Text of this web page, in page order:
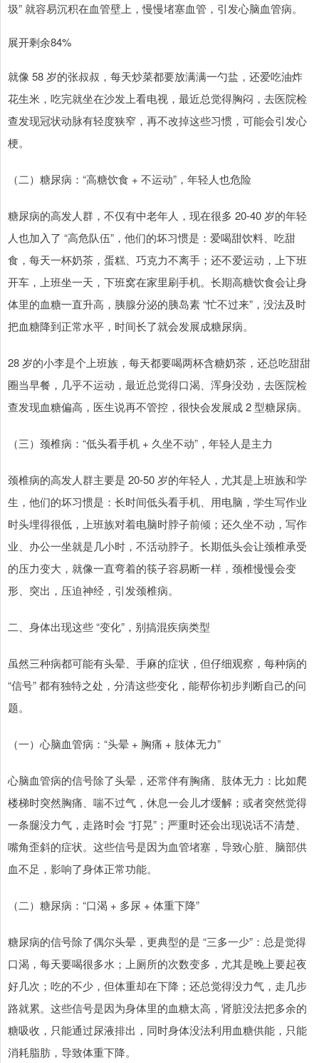
圾” 就容易沉积在血管壁上，慢慢堵塞血管，引发心脑血管病。
展开剩余84%
就像 58 岁的张叔叔，每天炒菜都要放满满一勺盐，还爱吃油炸
花生米，吃完就坐在沙发上看电视，最近总觉得胸闷，去医院检
查发现冠状动脉有轻度狭窄，再不改掉这些习惯，可能会引发心
梗。
（二）糖尿病：“高糖饮食 + 不运动”，年轻人也危险
糖尿病的高发人群，不仅有中老年人，现在很多 20-40 岁的年轻
人也加入了 “高危队伍”，他们的坏习惯是：爱喝甜饮料、吃甜
食，每天一杯奶茶，蛋糕、巧克力不离手；还不爱运动，上下班
开车，上班坐一天，下班窝在家里刷手机。长期高糖饮食会让身
体里的血糖一直升高，胰腺分泌的胰岛素 “忙不过来”，没法及时
把血糖降到正常水平，时间长了就会发展成糖尿病。
28 岁的小李是个上班族，每天都要喝两杯含糖奶茶，还总吃甜甜
圈当早餐，几乎不运动，最近总觉得口渴、浑身没劲，去医院检
查发现血糖偏高，医生说再不管控，很快会发展成 2 型糖尿病。
（三）颈椎病：“低头看手机 + 久坐不动”，年轻人是主力
颈椎病的高发人群主要是 20-50 岁的年轻人，尤其是上班族和学
生，他们的坏习惯是：长时间低头看手机、用电脑，学生写作业
时头埋得很低，上班族对着电脑时脖子前倾；还久坐不动，写作
业、办公一坐就是几小时，不活动脖子。长期低头会让颈椎承受
的压力变大，就像一直弯着的筷子容易断一样，颈椎慢慢会变
形、突出，压迫神经，引发颈椎病。
二、身体出现这些 “变化”，别搞混疾病类型
虽然三种病都可能有头晕、手麻的症状，但仔细观察，每种病的
“信号” 都有独特之处，分清这些变化，能帮你初步判断自己的问
题。
（一）心脑血管病：“头晕 + 胸痛 + 肢体无力”
心脑血管病的信号除了头晕，还常伴有胸痛、肢体无力：比如爬
楼梯时突然胸痛、喘不过气，休息一会儿才缓解；或者突然觉得
一条腿没力气，走路时会 “打晃”；严重时还会出现说话不清楚、
嘴角歪斜的症状。这些信号是因为血管堵塞，导致心脏、脑部供
血不足，影响了身体正常功能。
（二）糖尿病：“口渴 + 多尿 + 体重下降”
糖尿病的信号除了偶尔头晕，更典型的是 “三多一少”：总是觉得
口渴，每天要喝很多水；上厕所的次数变多，尤其是晚上要起夜
好几次；吃的不少，但体重却在下降；还总觉得没力气，走几步
路就累。这些信号是因为身体里的血糖太高，肾脏没法把多余的
糖吸收，只能通过尿液排出，同时身体没法利用血糖供能，只能
消耗脂肪，导致体重下降。